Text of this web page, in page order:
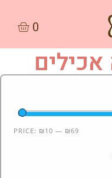
אכילים
PRICE: ₪10 — ₪69